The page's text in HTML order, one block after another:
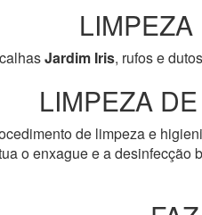
Jardim Iris, rufos e dutos
LIMPEZA
de limpeza e
o enxague e a